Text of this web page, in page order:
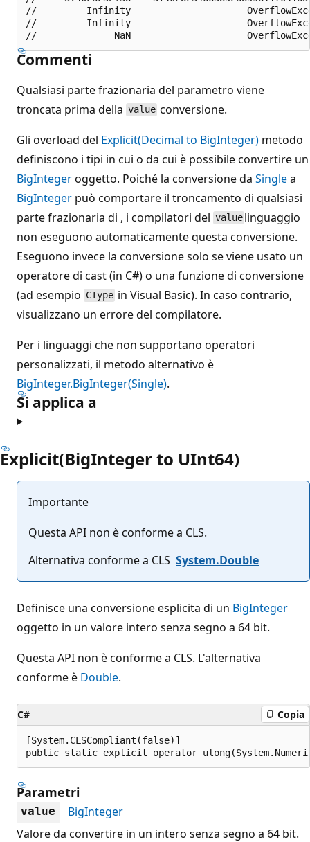
//         Infinity
//        -Infinity
Commenti
Qualsiasi parte frazionaria del parametro viene
troncata prima della value conversione.
Gli overload del Explicit(Decimal to BigInteger) metodo
definiscono i tipi in cui o da cui è possibile convertire un
BigIntegeroggetto. Poiché la conversione da Singlea
BigInteger può comportare il troncamento di qualsiasi
parte frazionaria di , i compilatori del value linguaggio
non eseguono automaticamente questa conversione.
Eseguono invece la conversione solo se viene usato un
operatore di cast (in C#) o una funzione di conversione
(ad esempio CType in Visual Basic). In caso contrario,
visualizzano un errore del compilatore.
Per i linguaggi che non supportano operatori
personalizzati, il metodo alternativo è
BigInteger.BigInteger(Single).
Si applica a
Explicit(BigInteger to UInt64)
Importante
Questa API non è conforme a CLS.
Alternativa conforme a CLS System.Double
Definisce una conversione esplicita di un BigInteger
oggetto in un valore intero senza segno a 64 bit.
Questa API non è conforme a CLS. L'alternativa
conforme è Double.
C# Copia
[System.CLSCompliant(false)]
public static explicit operator
Parametri
value
BigInteger
Valore da convertire in un intero senza segno a 64 bit.